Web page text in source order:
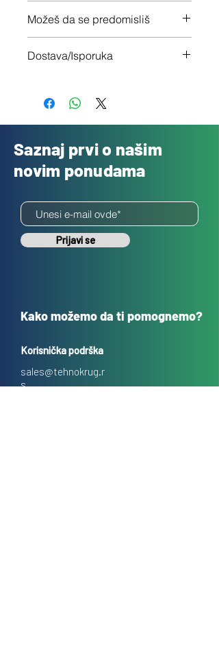
Možeš da se predomisliš
nisi zadovoljan
Dostava/Isporuka
Saznaj prvi o našim
novim ponudama
Prijavi se
Kako možemo da ti pomognemo?
Korisnička podrška
sales@tehnokrug.r
s